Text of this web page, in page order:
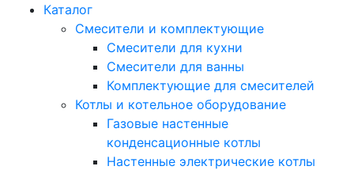
Каталог
Смесители и комплектующие
Смесители для кухни
Смесители для ванны
Комплектующие для смесителей
Котлы и котельное оборудование
Газовые настенные
конденсационные котлы
Настенные электрические котлы